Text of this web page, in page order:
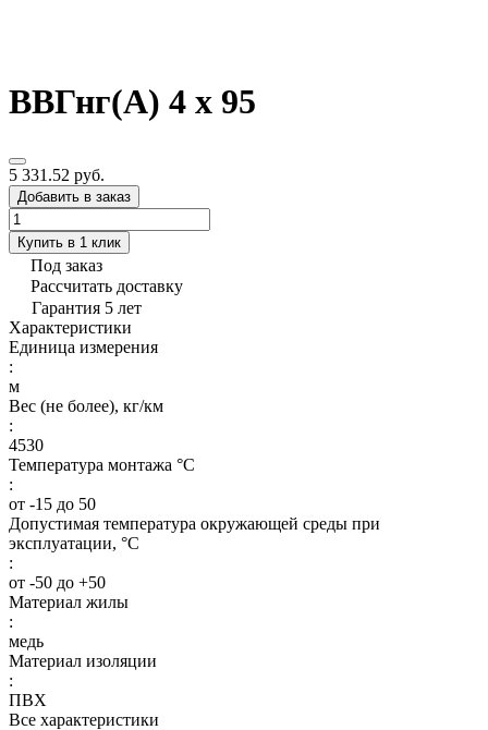
ВВГнг(А) 4 х 95
5 331.52 руб.
Добавить в заказ
Купить в 1 клик
Под заказ
Рассчитать доставку
Гарантия 5 лет
Характеристики
Единица измерения
:
м
Вес (не более), кг/км
:
4530
Температура монтажа °C
:
от -15 до 50
Допустимая температура окружающей среды при
эксплуатации, °C
:
от -50 до +50
Материал жилы
:
медь
Материал изоляции
:
ПВХ
Все характеристики